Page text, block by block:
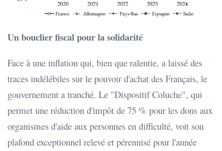
Un bouclier fiscal pour la solidarité
Face à une inflation qui, bien que ralentie, a laissé des
traces indélébiles sur le pouvoir d'achat des Français, le
gouvernement a tranché. Le "Dispositif Coluche", qui
permet une réduction d'impôt de 75 % pour les dons aux
organismes d'aide aux personnes en difficulté, voit son
plafond exceptionnel relevé et pérennisé pour l'année